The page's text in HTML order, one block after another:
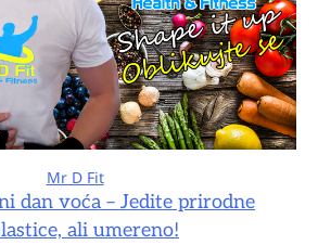
Mr D Fit
dan voća – Jedite prirodne
ali umereno!